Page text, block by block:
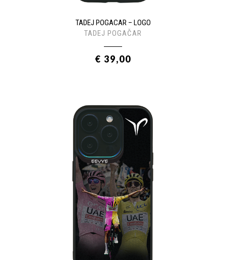
TADEJ POGACAR – LOGO
TADEJ POGAČAR
€ 39,00